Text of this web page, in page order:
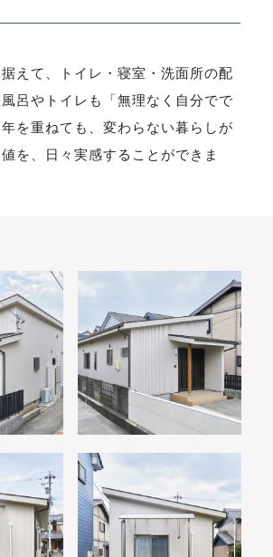
えて、トイレ・寝室・洗面所の配
呂やトイレも「無理なく自分でで
を重ねても、変わらない暮らしが
を、日々実感することができま